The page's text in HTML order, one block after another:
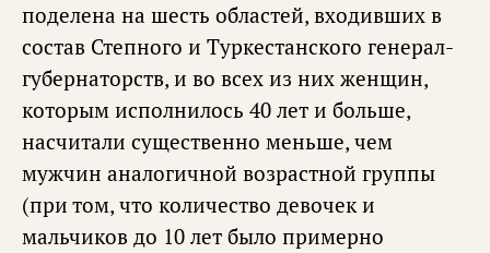
поделена на шесть областей, входивших в
состав Степного и Туркестанского генерал-
губернаторств, и во всех из них женщин,
которым исполнилось 40 лет и больше,
насчитали существенно меньше, чем
мужчин аналогичной возрастной группы
(при том, что количество девочек и
мальчиков до 10 лет было примерно